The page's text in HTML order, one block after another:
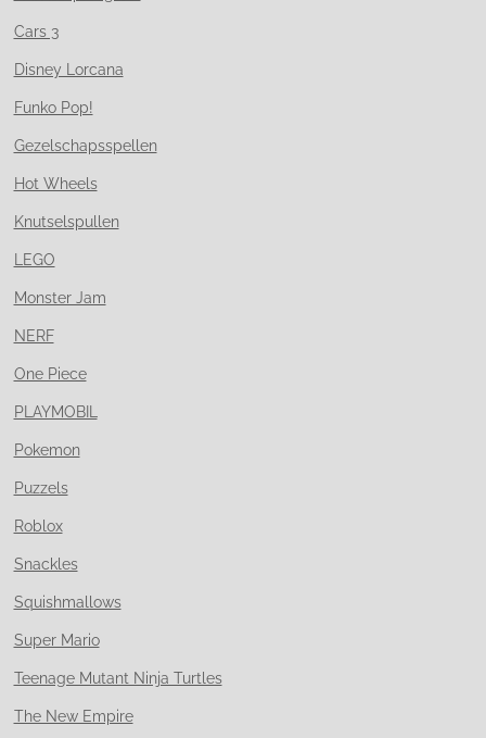
Cars 3
Disney Lorcana
Funko Pop!
Gezelschapsspellen
Hot Wheels
Knutselspullen
LEGO
Monster Jam
NERF
One Piece
PLAYMOBIL
Pokemon
Puzzels
Roblox
Snackles
Squishmallows
Super Mario
Teenage Mutant Ninja Turtles
The New Empire